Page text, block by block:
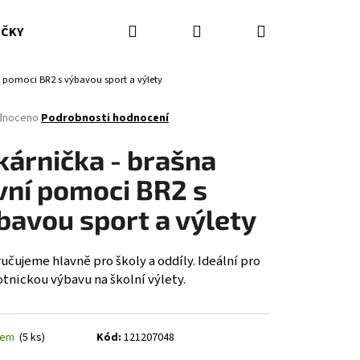
HASICÍ PŘÍSTROJE DOPLŇKY
Hledat PřihlášeníNákupní
BR2 s výbavou sport a výlety
Podrobnosti hodnocení
- brašna
pomoci BR2 s
sport a výlety
hlavně pro školy a oddíly. Ideální pro
výbavu na školní výlety.
(5 ks) Kód: 121207048